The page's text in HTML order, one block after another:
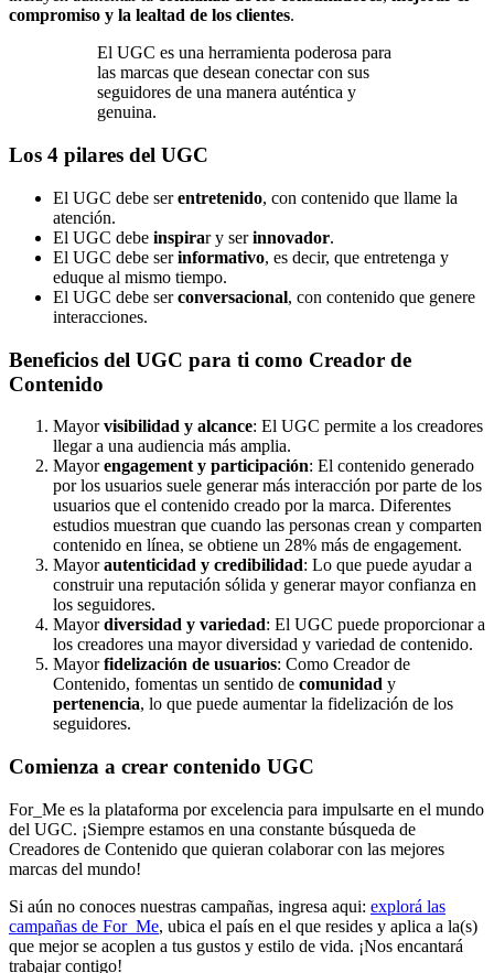
compromiso y la lealtad de los clientes.
El UGC es una herramienta poderosa para
las marcas que desean conectar con sus
seguidores de una manera auténtica y
genuina.
Los 4 pilares del UGC
El UGC debe serentretenido, con contenido que llame la
atención.
El UGC debe inspirar y serinnovador.
El UGC debe serinformativo, es decir, que entretenga y
eduque al mismo tiempo.
El UGC debe serconversacional, con contenido que genere
interacciones.
Beneficios del UGC para ti como Creador de
Contenido
Mayorvisibilidad y alcance: El UGC permite a los creadores
llegar a una audiencia más amplia.
Mayorengagement y participación: El contenido generado
por los usuarios suele generar más interacción por parte de los
usuarios que el contenido creado por la marca. Diferentes
estudios muestran que cuando las personas crean y comparten
contenido en línea, se obtiene un 28% más de engagement.
Mayorautenticidad y credibilidad: Lo que puede ayudar a
construir una reputación sólida y generar mayor confianza en
los seguidores.
Mayordiversidad y variedad: El UGC puede proporcionar a
los creadores una mayor diversidad y variedad de contenido.
Mayorfidelización de usuarios: Como Creador de
Contenido, fomentas un sentido de comunidad y
pertenencia, lo que puede aumentar la fidelización de los
seguidores.
Comienza a crear contenido UGC
For_Me es la plataforma por excelencia para impulsarte en el mundo
del UGC. ¡Siempre estamos en una constante búsqueda de
Creadores de Contenido que quieran colaborar con las mejores
marcas del mundo!
Si aún no conoces nuestras campañas, ingresa aqui: explorá las
campañas de For_Me, ubica el país en el que resides y aplica a la(s)
que mejor se acoplen a tus gustos y estilo de vida. ¡Nos encantará
trabajar contigo!